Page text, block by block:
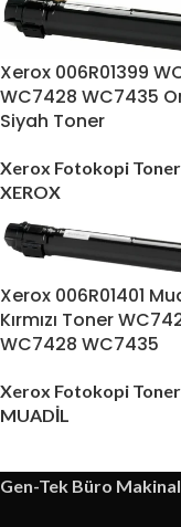
Xerox 006R01399
WC7428 WC7435
Siyah Toner
Xerox Fotokopi Toner
XEROX
Xerox 006R01401
Kırmızı Toner
WC7428 WC7435
Xerox Fotokopi Toner
MUADİL
Gen-Tek Büro